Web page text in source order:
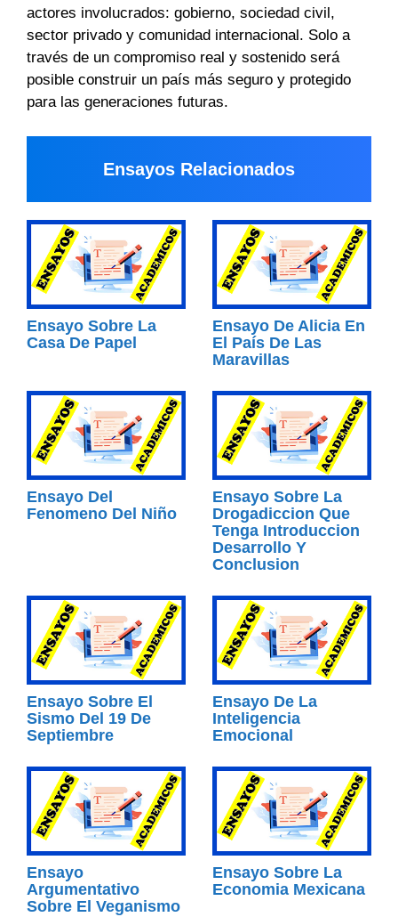
actores involucrados: gobierno, sociedad civil,
sector privado y comunidad internacional. Solo a
través de un compromiso real y sostenido será
posible construir un país más seguro y protegido
para las generaciones futuras.
Ensayos Relacionados
Ensayo Sobre La
Casa De Papel
Ensayo De Alicia En
El País De Las
Maravillas
Ensayo Del
Fenomeno Del Niño
Ensayo Sobre La
Drogadiccion Que
Tenga Introduccion
Desarrollo Y
Conclusion
Ensayo Sobre El
Sismo Del 19 De
Septiembre
Ensayo De La
Inteligencia
Emocional
Ensayo
Argumentativo
Sobre El Veganismo
Ensayo Sobre La
Economia Mexicana